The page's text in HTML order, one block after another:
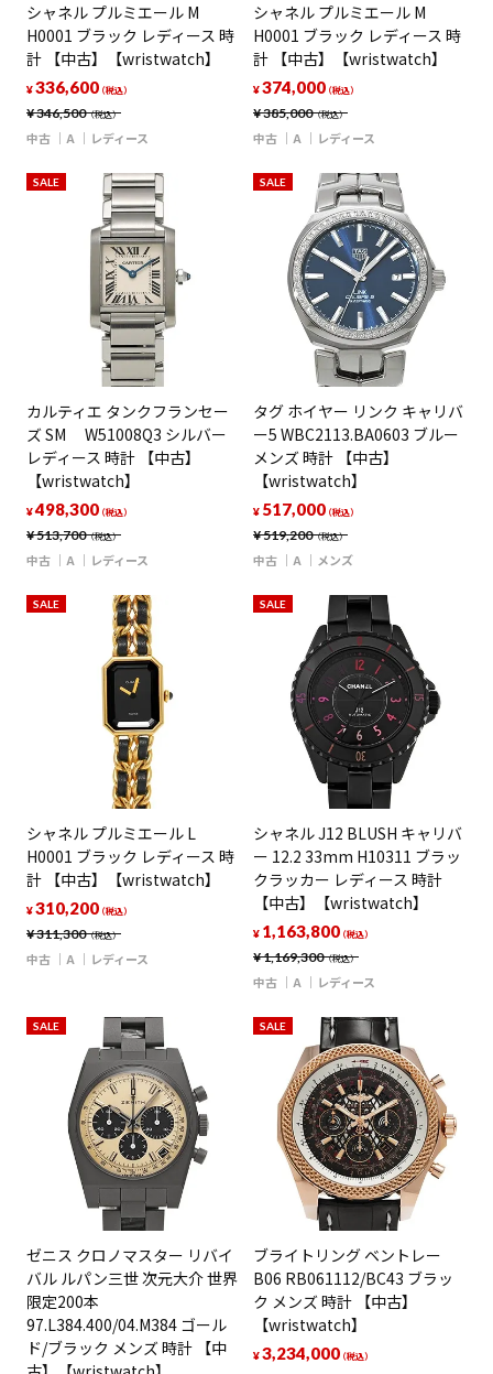
シャネル プルミエール M
H0001 ブラック レディース 時
計 【中古】【wristwatch】
¥346,500（税込）
¥336,600（税込）
中古 A レディース
シャネル プルミエール M
H0001 ブラック レディース 時
計 【中古】【wristwatch】
¥385,000（税込）
¥374,000（税込）
中古 A レディース
SALE
カルティエ タンクフランセー
ズ SM W51008Q3 シルバー
レディース 時計 【中古】
【wristwatch】
¥513,700（税込）
¥498,300（税込）
中古 A レディース
SALE
タグ ホイヤー リンク キャリバ
ー5 WBC2113.BA0603 ブルー
メンズ 時計 【中古】
【wristwatch】
¥519,200（税込）
¥ 517,000（税込）
中古 A メンズ
SALE
シャネル プルミエール L
H0001 ブラック レディース 時
計 【中古】【wristwatch】
¥311,300（税込）
¥310,200（税込）
中古 A レディース
SALE
シャネル J12 BLUSH キャリバ
ー 12.2 33mm H10311 ブラッ
クラッカー レディース 時計
【中古】【wristwatch】
¥1,169,300（税込）
¥ 1,163,800（税込）
中古 A レディース
SALE
ゼニス クロノマスター リバイ
バル ルパン三世 次元大介 世界
限定200本
97.L384.400/04.M384 ゴール
ド/ブラック メンズ 時計 【中
SALE
ブライトリング ベントレー
B06 RB061112/BC43 ブラッ
ク メンズ 時計 【中古】
【wristwatch】
¥3,234,000（税込）